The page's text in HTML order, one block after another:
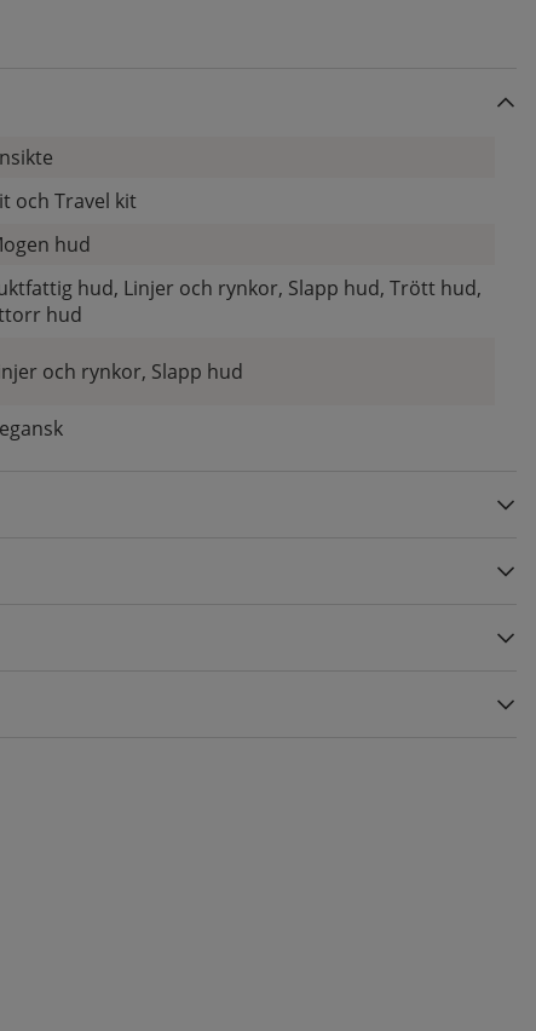
och Travel kit
hud
hud, Linjer och rynkor, Slapp hud, Trött hud,
hud
och rynkor, Slapp hud